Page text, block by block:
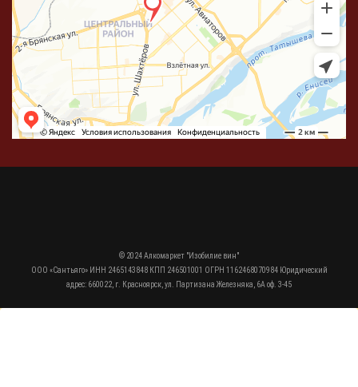
© 2024 Алкомаркет "Изобилие вин"
ООО «Сантьяго» ИНН 2465143848 КПП 246501001 ОГРН 1162468070984 Юридический
адрес: 660022, г. Красноярск, ул. Партизана Железняка, 6А оф. 3-45